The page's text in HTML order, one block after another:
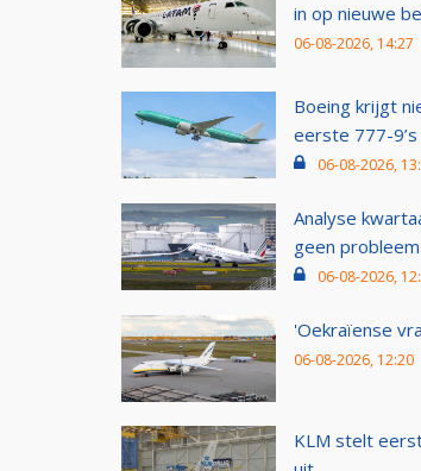
in op nieuwe
06-08-2026, 14:27
Boeing krijgt
eerste 777-
06-08-2026,
Analyse
geen
06-08-2026,
'Oekraïense
06-08-2026, 12:20
KLM stelt